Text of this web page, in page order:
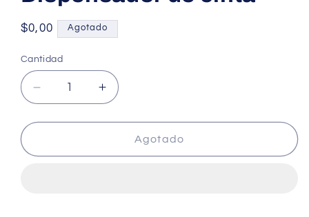
Precio
$0,00 Agotado
Cantidad
Reducir
cantidad
para
Pack
Aumentar
cantidad
para
Better
Pack
Agotado